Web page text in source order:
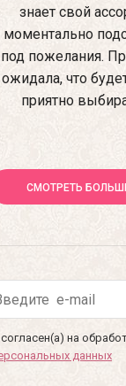
знает свой
моментально
под пожелания.
ожидала, что
приятно
СМОТРЕТЬ
на
данных